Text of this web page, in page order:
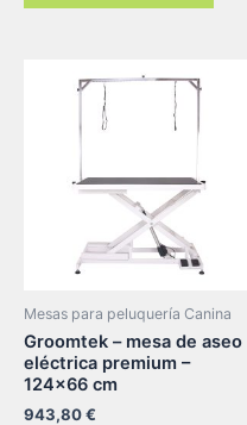
Mesas para peluquería Canina
Groomtek – mesa de aseo
eléctrica premium –
124×66 cm
943,80€